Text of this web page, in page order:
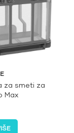
za smeti za
Max